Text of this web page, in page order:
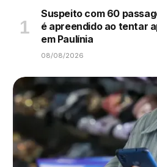
Suspeito com 60
é apreendido ao tentar
em Paulínia
08/08/2026